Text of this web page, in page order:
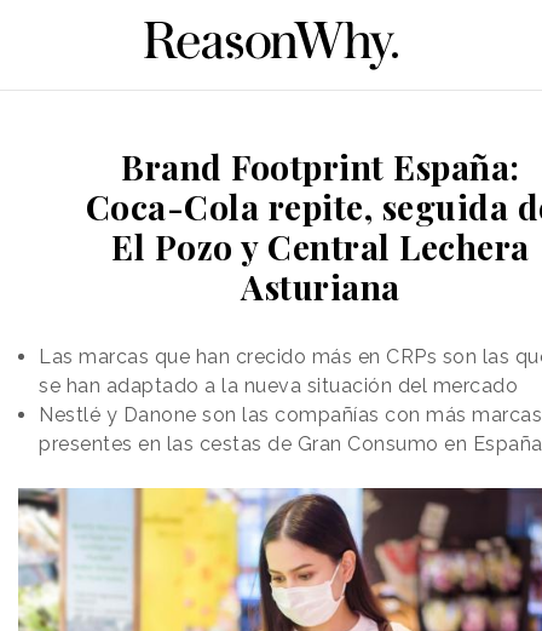
Brand Footprint España:
Coca-Cola repite, seguida
El Pozo y Central Lechera
Asturiana
Las marcas que han crecido más en CRPs son las
se han adaptado a la nueva situación del mercado
Nestlé y Danone son las compañías con más marcas
presentes en las cestas de Gran Consumo en España